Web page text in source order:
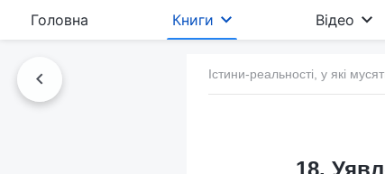
Головна Книги Відео
Істини-реальності, у які
18.